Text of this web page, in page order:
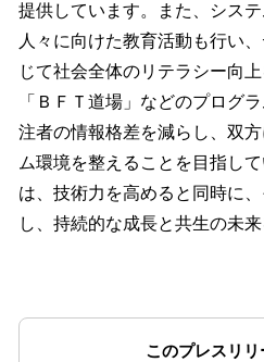
提供しています。また、シス
人々に向けた教育活動も行い
じて社会全体のリテラシー向
「ＢＦＴ道場」などのプログ
注者の情報格差を減らし、双
ム環境を整えることを目指し
は、技術力を高めると同時に
し、持続的な成長と共生の未
このプレスリリ